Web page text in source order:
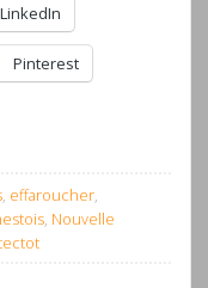
LinkedIn
Pinterest
, effaroucher,
, Nouvelle